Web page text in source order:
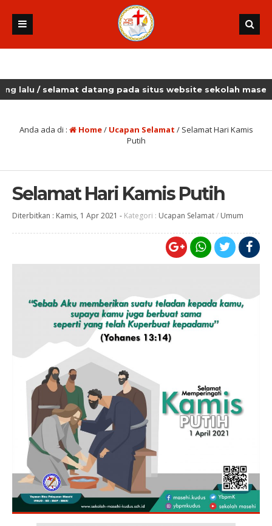
/ selamat datang pada situs website sekolah masehi kudus
Anda ada di : Home/ Ucapan Selamat / Selamat Hari Kamis
Putih
Selamat Hari Kamis Putih
Diterbitkan : Kamis, 1 Apr 2021 - Kategori : Ucapan Selamat/ Umum